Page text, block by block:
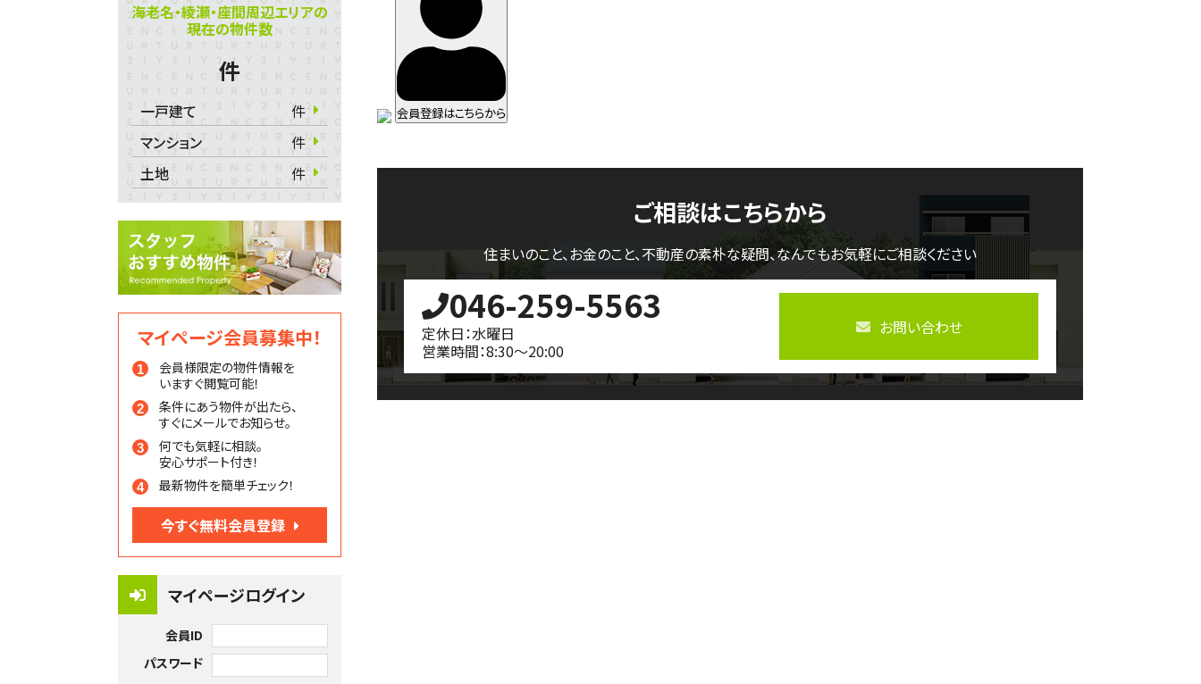
海老名・綾瀬・座間周辺エリアの
現在の物件数
件
一戸建て
件
マンション
件
土地
件
マイページ会員募集中！
会員様限定の物件情報を
いますぐ閲覧可能！
条件にあう物件が出たら、
すぐにメールでお知らせ。
何でも気軽に相談。
安心サポート付き！
最新物件を簡単チェック！
今すぐ無料会員登録
マイページログイン
会員ID
パスワード
会員登録はこちらから
ご相談はこちらから
住まいのこと、お金のこと、不動産の素朴な疑問、なんでもお気軽にご相談ください
046-259-5563
定休日：水曜日
営業時間：8:30～20:00
お問い合わせ